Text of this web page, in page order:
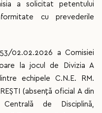
a solicitat petentului
cu prevederile
02.02.2026 a Comisiei
la jocul de Divizia A
echipele C.N.E. RM.
(absență oficial A din
de Disciplină,